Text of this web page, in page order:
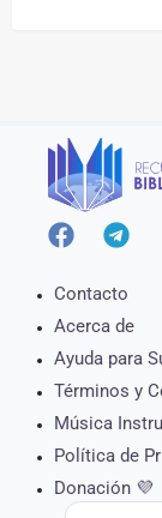
Contacto
Acerca de
Ayuda para
Términos y
Música
Política de
Donación 💜